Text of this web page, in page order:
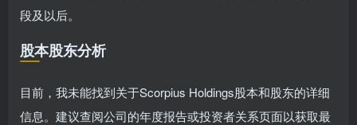
段及以后。
股本股东分析
目前，我未能找到关于Scorpius Holdings股本和股东的详细
信息。建议查阅公司的年度报告或投资者关系页面以获取最